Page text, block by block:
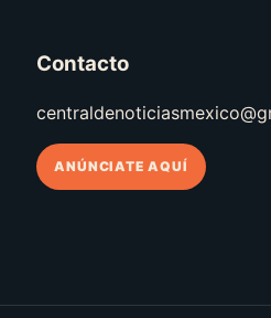
Contacto
ANÚNCIATE AQUÍ